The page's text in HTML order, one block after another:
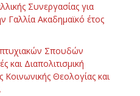
Συνεργασίας για
Γαλλία Ακαδημαϊκό έτος
Σπουδών
και Διαπολιτισμική
Θεολογίας και